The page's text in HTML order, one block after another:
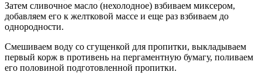
Затем сливочное масло (нехолодное) взбиваем миксером,
добавляем его к желтковой массе и еще раз взбиваем до
однородности.
Смешиваем воду со сгущенкой для пропитки, выкладываем
первый корж в противень на пергаментную бумагу, поливаем
его половиной подготовленной пропитки.